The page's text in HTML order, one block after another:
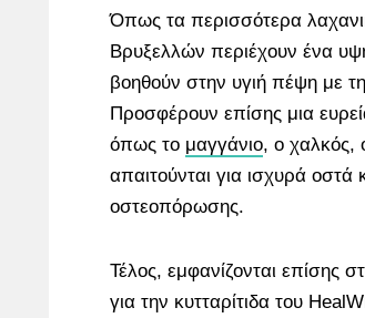
Όπως τα περισσότερα
Βρυξελλών περιέχουν ένα
βοηθούν στην υγιή πέψη με
Προσφέρουν επίσης μια
όπως το μαγγάνιο, ο χαλκός,
απαιτούνται για ισχυρά
οστεοπόρωσης.
Τέλος, εμφανίζονται επίσης
για την κυτταρίτιδα του